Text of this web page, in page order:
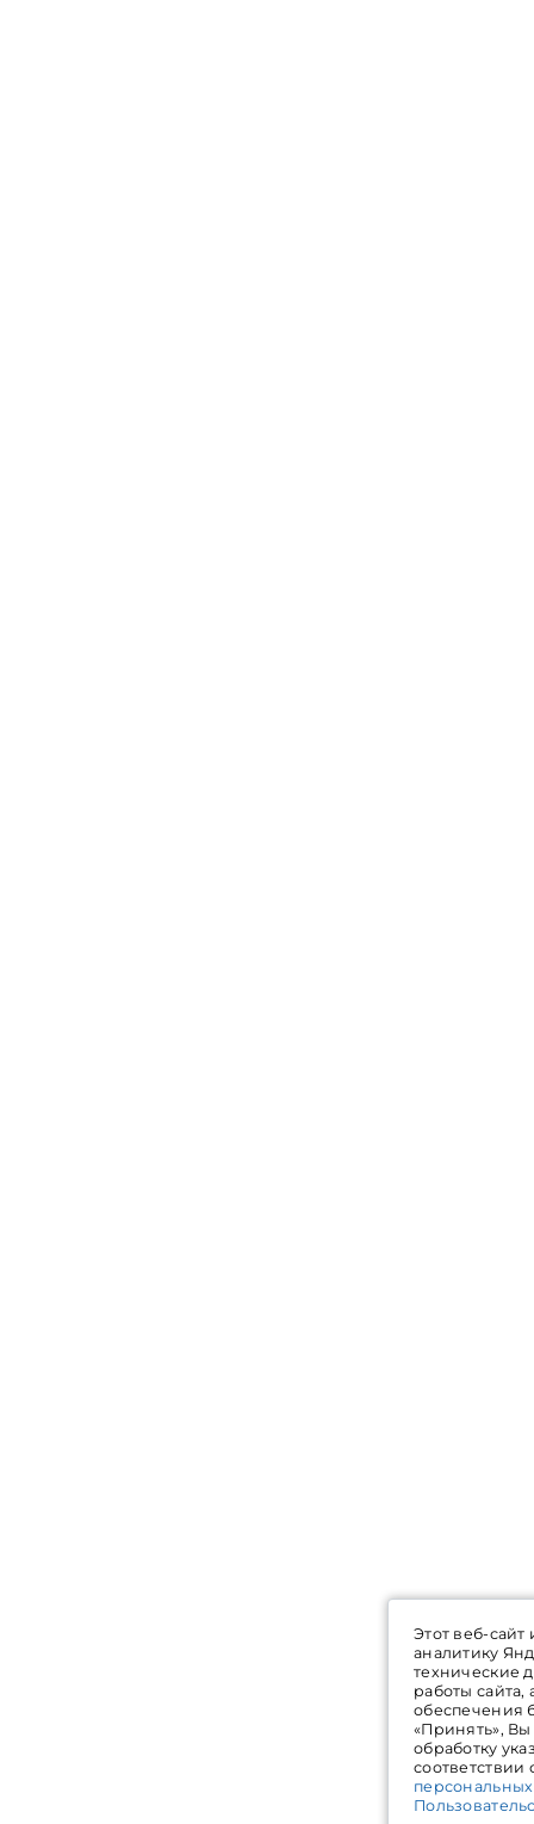
Этот веб-
аналитику
технические
работы
обеспечения
«Принять», Вы
обработку
соответствии